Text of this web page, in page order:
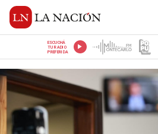
ESCUCHÁ
TU RADIO
PREFERIDA